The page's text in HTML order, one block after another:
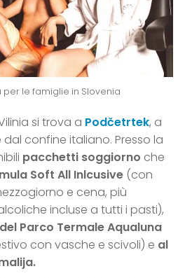
per le famiglie in Slovenia
si trova a Podčetrtek, a
confine italiano. Presso la
pacchetti soggiorno che
Soft All Inlcusive (con
e cena, più
incluse a tutti i pasti),
Parco Termale Aqualuna
con vasche e scivoli) e al